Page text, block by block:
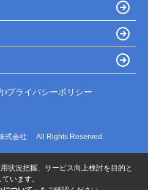
プライバシーポリシー
式会社 All Rights Reserved.
状況把握、サービス向上検討を目的と
います。